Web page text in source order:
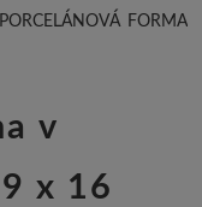
PORCELÁNOVÁ FORMA
v
x 16